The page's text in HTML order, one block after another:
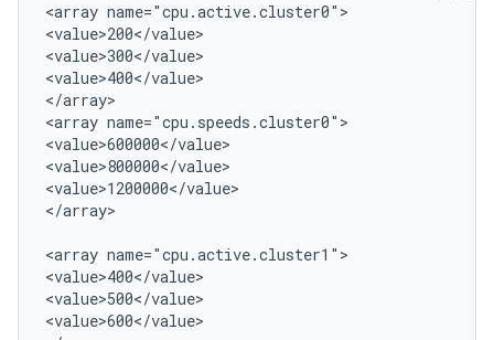
<array name="cpu.active.cluster0">
<value>200</value>
<value>300</value>
<value>400</value>
</array>
<array name="cpu.speeds.cluster0">
<value>600000</value>
<value>800000</value>
<value>1200000</value>
</array>
<array name="cpu.active.cluster1">
<value>400</value>
<value>500</value>
<value>600</value>